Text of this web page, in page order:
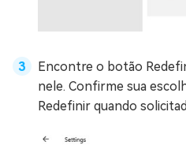
Encontre o botão
nele. Confirme sua
Redefinir quando